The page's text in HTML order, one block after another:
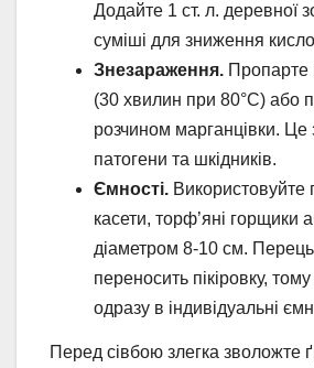
Додайте 1 ст. л. деревної
суміші для зниження
Знезараження. Пропарте
(30 хвилин при 80°C) або
розчином марганцівки. Це
патогени та шкідників.
Ємності. Використовуйте
касети, торф’яні горщики
діаметром 8-10 см.
переносить пікіровку,
одразу в індивідуальні
Перед сівбою злегка зволожте